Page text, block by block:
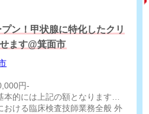
プン！甲状腺に特化したクリ
ます@箕面市
円-
的には上記の額となります
遇する可能性はございます
おける臨床検査技師業務全般 外